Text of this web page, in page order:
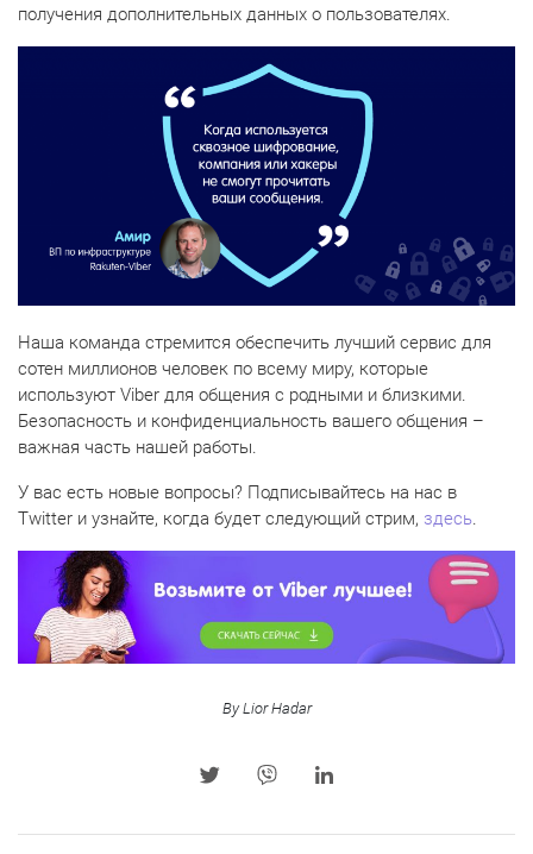
получения дополнительных данных о пользователях.
Наша команда стремится обеспечить лучший сервис для
сотен миллионов человек по всему миру, которые
используют Viber для общения с родными и близкими.
Безопасность и конфиденциальность вашего общения –
важная часть нашей работы.
У вас есть новые вопросы? Подписывайтесь на нас в
Twitter и узнайте, когда будет следующий стрим, здесь.
By Lior Hadar